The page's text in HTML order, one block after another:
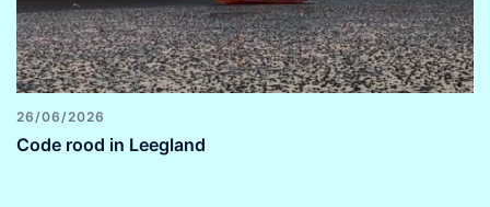
26/06/2026
Code rood in Leegland